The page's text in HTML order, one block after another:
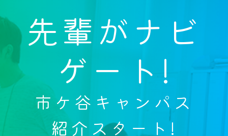
先輩がナビ
ゲート!
市ケ谷キャンパス
紹介スタート!